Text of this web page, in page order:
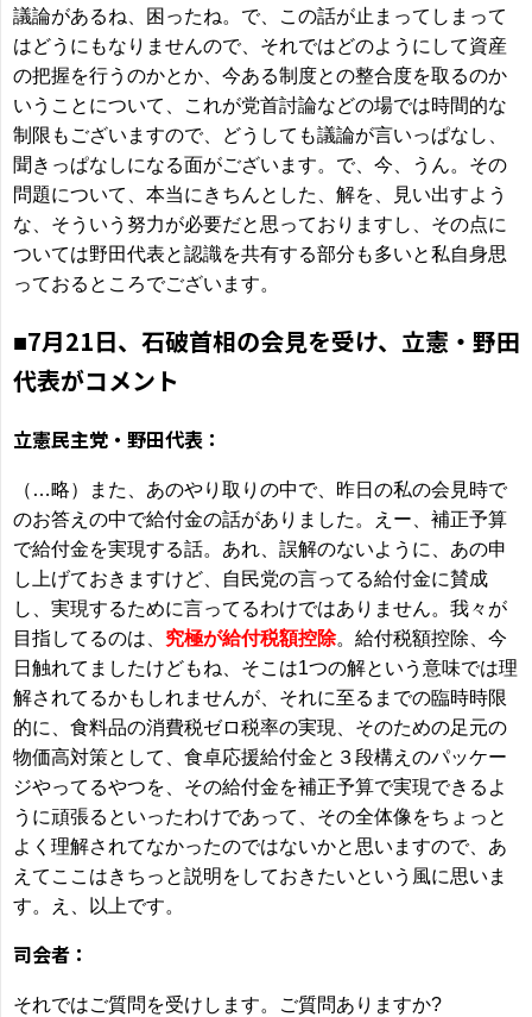
議論があるね、困ったね。で、この話が止まってしまって
はどうにもなりませんので、それではどのようにして資産
の把握を行うのかとか、今ある制度との整合度を取るのか
いうことについて、これが党首討論などの場では時間的な
制限もございますので、どうしても議論が言いっぱなし、
聞きっぱなしになる面がございます。で、今、うん。その
問題について、本当にきちんとした、解を、見い出すよう
な、そういう努力が必要だと思っておりますし、その点に
ついては野田代表と認識を共有する部分も多いと私自身思
っておるところでございます。
■7月21日、石破首相の会見を受け、立憲・野田
代表がコメント
立憲民主党・野田代表：
（…略）また、あのやり取りの中で、昨日の私の会見時で
のお答えの中で給付金の話がありました。えー、補正予算
で給付金を実現する話。あれ、誤解のないように、あの申
し上げておきますけど、自民党の言ってる給付金に賛成
し、実現するために言ってるわけではありません。我々が
目指してるのは、 究極が給付税額控除。給付税額控除、今
日触れてましたけどもね、そこは1つの解という意味では理
解されてるかもしれませんが、それに至るまでの臨時時限
的に、食料品の消費税ゼロ税率の実現、そのための足元の
物価高対策として、食卓応援給付金と３段構えのパッケー
ジやってるやつを、その給付金を補正予算で実現できるよ
うに頑張るといったわけであって、その全体像をちょっと
よく理解されてなかったのではないかと思いますので、あ
えてここはきちっと説明をしておきたいという風に思いま
す。え、以上です。
司会者：
それではご質問を受けします。ご質問ありますか?